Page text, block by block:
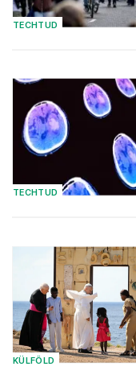
TECHTUD
TECHTUD
KÜLFÖLD